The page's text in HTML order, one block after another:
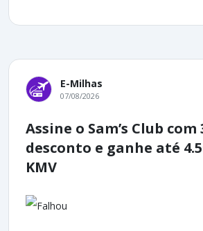
E-Milhas
07/08/2026
Assine o Sam’s Club com
desconto e ganhe até
KMV